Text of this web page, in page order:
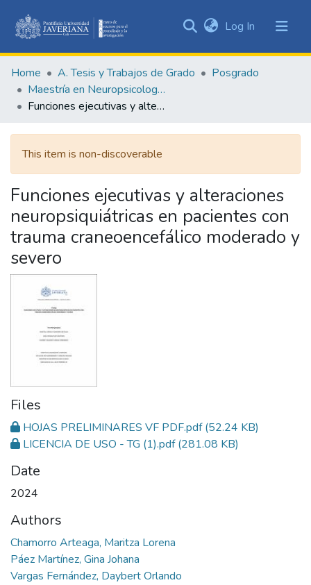
&
Collections
All of DSpace
Statistics
Log In (current)
Home A. Tesis y Trabajos de Grado
Posgrado
Maestría en Neuropsicología Clínica
Funciones ejecutivas y alteraciones neuropsiquiátricas en pacientes con trauma craneoencefálico moderado y severo
This item is non-discoverable
Funciones ejecutivas y alteraciones
neuropsiquiátricas en pacientes con
trauma craneoencefálico moderado y
severo
Files
HOJAS PRELIMINARES VF PDF.pdf(52.24 KB)
LICENCIA DE USO - TG (1).pdf(281.08 KB)
Date
2024
Authors
Chamorro Arteaga, Maritza Lorena
Páez Martínez, Gina Johana
Vargas Fernández, Daybert Orlando